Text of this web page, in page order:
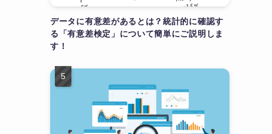
データに有意差があるとは？統計的に確認す
る「有意差検定」について簡単にご説明しま
す！